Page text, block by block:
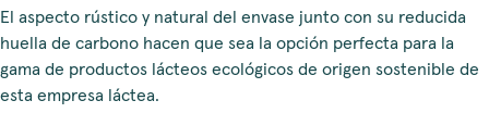
El aspecto rústico y natural del envase junto con su reducida
huella de carbono hacen que sea la opción perfecta para la
gama de productos lácteos ecológicos de origen sostenible de
esta empresa láctea.